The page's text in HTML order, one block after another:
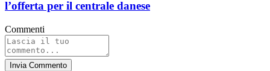
l’offerta per il centrale danese
Commenti
Invia Commento